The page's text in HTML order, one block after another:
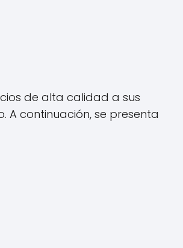
de alta calidad a sus
A continuación, se presenta